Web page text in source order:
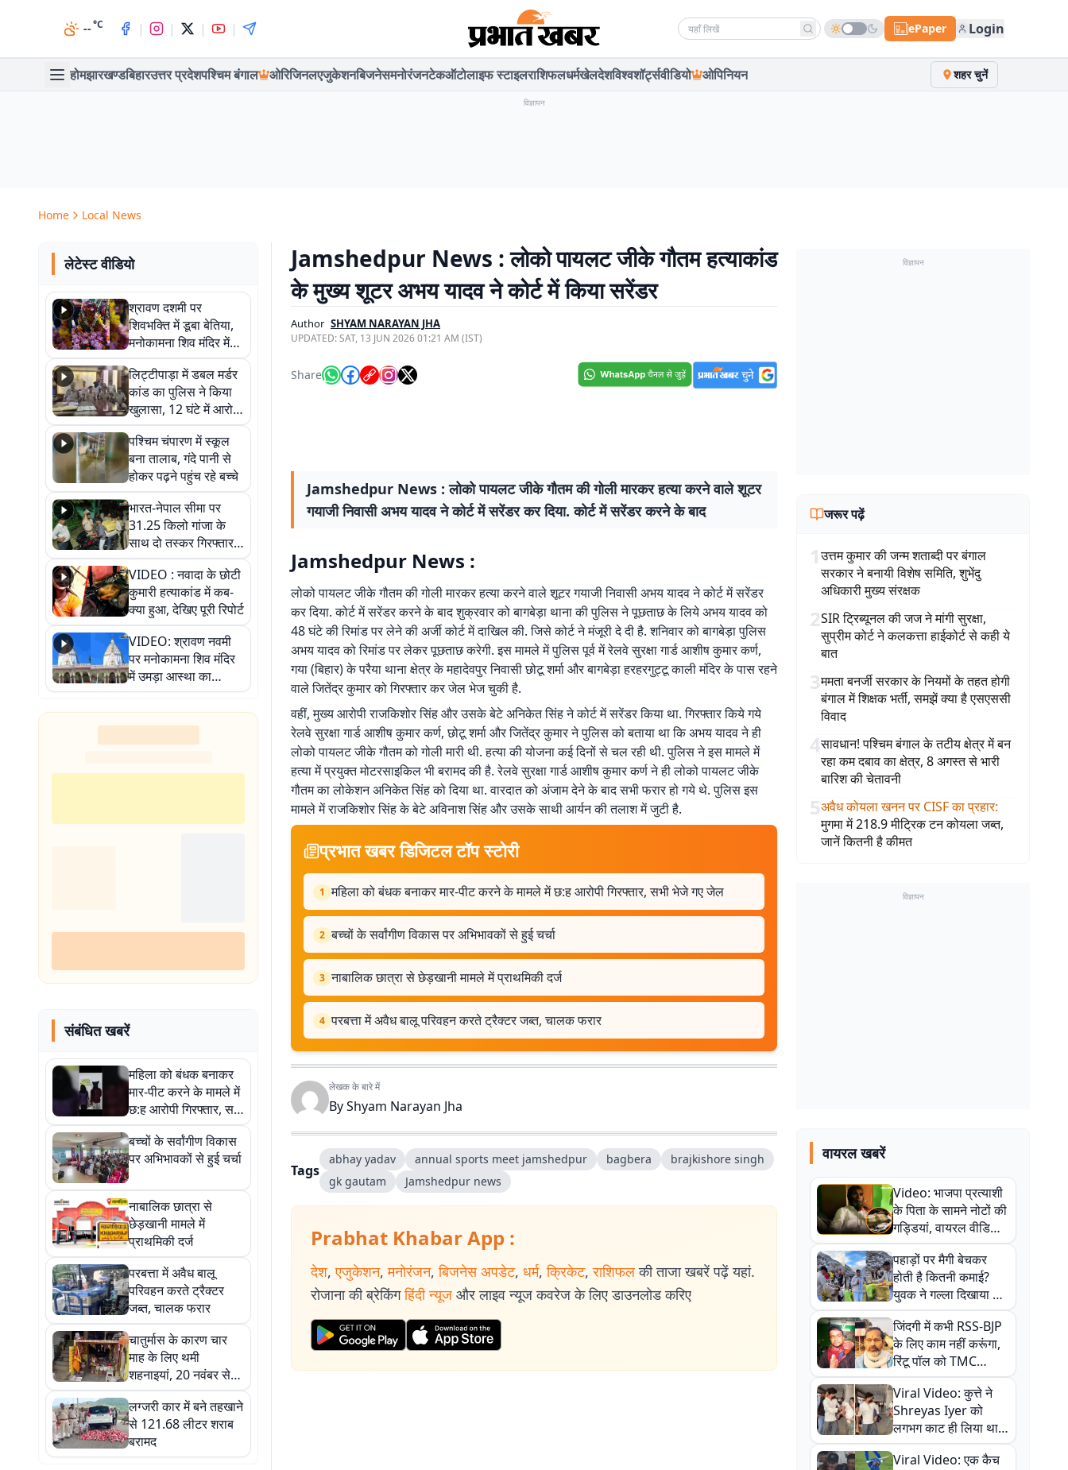
--°C | | | | Search news ePaper Login
होमझारखण्डबिहारउत्तर प्रदेशपश्चिम बंगाल ओरिजिनलएजुकेशनबिजनेसमनोरंजनटेकऑटोलाइफ स्टाइलराशिफलधर्मखेलदेशविश्वशॉर्ट्सवीडियो ओपिनियन शहर चुनें
विज्ञापन
Home Local News
लेटेस्ट वीडियो
श्रावण दशमी पर
शिवभक्ति में डूबा बेतिया,
मनोकामना शिव मंदिर में
हुआ भव्य श्रृंगार
लिट्टीपाड़ा में डबल मर्डर
कांड का पुलिस ने किया
खुलासा, 12 घंटे में आरोपी
गिरफ्तार
पश्चिम चंपारण में स्कूल
बना तालाब, गंदे पानी से
होकर पढ़ने पहुंच रहे बच्चे
भारत-नेपाल सीमा पर
31.25 किलो गांजा के
साथ दो तस्कर गिरफ्तार,
नेपाली नंबर की बाइक
जब्त
VIDEO : नवादा के छोटी
कुमारी हत्याकांड में कब-
क्या हुआ, देखिए पूरी रिपोर्ट
VIDEO: श्रावण नवमी
पर मनोकामना शिव मंदिर
में उमड़ा आस्था का
सैलाब, हर-हर महादेव के
जयघोष से गूंजा परिसर
संबंधित खबरें
महिला को बंधक बनाकर
मार-पीट करने के मामले में
छ:ह आरोपी गिरफ्तार, सभी
भेजे गए जेल
बच्चों के सर्वांगीण विकास
पर अभिभावकों से हुई चर्चा
नाबालिक छात्रा से
छेड़खानी मामले में
प्राथमिकी दर्ज
परबत्ता में अवैध बालू
परिवहन करते ट्रैक्टर
जब्त, चालक फरार
चातुर्मास के कारण चार
माह के लिए थमी
शहनाइयां, 20 नवंबर से
फिर गूंजेंगे विवाह के मंगल
गीत
लग्जरी कार में बने तहखाने
से 121.68 लीटर शराब
बरामद
Jamshedpur News : लोको पायलट जीके गौतम हत्याकांड
के मुख्य शूटर अभय यादव ने कोर्ट में किया सरेंडर
Author SHYAM NARAYAN JHA
UPDATED:SAT, 13 JUN 2026 01:21 AM (IST)
Share
Jamshedpur News : लोको पायलट जीके गौतम की गोली मारकर हत्या करने वाले शूटर
गयाजी निवासी अभय यादव ने कोर्ट में सरेंडर कर दिया. कोर्ट में सरेंडर करने के बाद
Jamshedpur News :
लोको पायलट जीके गौतम की गोली मारकर हत्या करने वाले शूटर गयाजी निवासी अभय यादव ने कोर्ट में सरेंडर
कर दिया. कोर्ट में सरेंडर करने के बाद शुक्रवार को बागबेड़ा थाना की पुलिस ने पूछताछ के लिये अभय यादव को
48 घंटे की रिमांड पर लेने की अर्जी कोर्ट में दाखिल की. जिसे कोर्ट ने मंजूरी दे दी है. शनिवार को बागबेड़ा पुलिस
अभय यादव को रिमांड पर लेकर पूछताछ करेगी. इस मामले में पुलिस पूर्व में रेलवे सुरक्षा गार्ड आशीष कुमार कर्ण,
गया (बिहार) के परैया थाना क्षेत्र के महादेवपुर निवासी छोटू शर्मा और बागबेड़ा हरहरगुट्टू काली मंदिर के पास रहने
वाले जितेंद्र कुमार को गिरफ्तार कर जेल भेज चुकी है.
वहीं, मुख्य आरोपी राजकिशोर सिंह और उसके बेटे अनिकेत सिंह ने कोर्ट में सरेंडर किया था. गिरफ्तार किये गये
रेलवे सुरक्षा गार्ड आशीष कुमार कर्ण, छोटू शर्मा और जितेंद्र कुमार ने पुलिस को बताया था कि अभय यादव ने ही
लोको पायलट जीके गौतम को गोली मारी थी. हत्या की योजना कई दिनों से चल रही थी. पुलिस ने इस मामले में
हत्या में प्रयुक्त मोटरसाइकिल भी बरामद की है. रेलवे सुरक्षा गार्ड आशीष कुमार कर्ण ने ही लोको पायलट जीके
गौतम का लोकेशन अनिकेत सिंह को दिया था. वारदात को अंजाम देने के बाद सभी फरार हो गये थे. पुलिस इस
मामले में राजकिशोर सिंह के बेटे अविनाश सिंह और उसके साथी आर्यन की तलाश में जुटी है.
प्रभात खबर डिजिटल टॉप स्टोरी
1 महिला को बंधक बनाकर मार-पीट करने के मामले में छ:ह आरोपी गिरफ्तार, सभी भेजे गए जेल
2 बच्चों के सर्वांगीण विकास पर अभिभावकों से हुई चर्चा
3 नाबालिक छात्रा से छेड़खानी मामले में प्राथमिकी दर्ज
4 परबत्ता में अवैध बालू परिवहन करते ट्रैक्टर जब्त, चालक फरार
लेखक के बारे में
ByShyam Narayan Jha
Tags
abhay yadav annual sports meet jamshedpur bagbera
brajkishore singh
gk gautam
Jamshedpur news
Prabhat Khabar App :
देश, एजुकेशन, मनोरंजन, बिजनेस अपडेट, धर्म, क्रिकेट, राशिफल की ताजा खबरें पढ़ें यहां.
रोजाना की ब्रेकिंग हिंदी न्यूज और लाइव न्यूज कवरेज के लिए डाउनलोड करिए
विज्ञापन
जरूर पढ़ें
1उत्तम कुमार की जन्म शताब्दी पर बंगाल
सरकार ने बनायी विशेष समिति, शुभेंदु
अधिकारी मुख्य संरक्षक
2SIR ट्रिब्यूनल की जज ने मांगी सुरक्षा,
सुप्रीम कोर्ट ने कलकत्ता हाईकोर्ट से कही ये
बात
3ममता बनर्जी सरकार के नियमों के तहत होगी
बंगाल में शिक्षक भर्ती, समझें क्या है एसएससी
विवाद
4सावधान! पश्चिम बंगाल के तटीय क्षेत्र में बन
रहा कम दबाव का क्षेत्र, 8 अगस्त से भारी
बारिश की चेतावनी
5अवैध कोयला खनन पर CISF का प्रहार:
मुगमा में 218.9 मीट्रिक टन कोयला जब्त,
जानें कितनी है कीमत
विज्ञापन
वायरल खबरें
Video: भाजपा प्रत्याशी
के पिता के सामने नोटों की
गड्डियां, वायरल वीडियो
से राजनीति में उबाल,
अजित महतो बोले- TMC
की गंदी चाल
पहाड़ों पर मैगी बेचकर
होती है कितनी कमाई?
युवक ने गल्ला दिखाया तो
नौकरी वालों के खड़े हो गए
कान
जिंदगी में कभी RSS-BJP
के लिए काम नहीं करूंगा,
रिंटू पॉल को TMC
ऑफिस में ले जाकर पीटा,
Video वायरल
Viral Video: कुत्ते ने
Shreyas Iyer को
लगभग काट ही लिया था,
न्यूजीलैंड सीरीज से पहले
बाल-बाल बचे
Viral Video: एक कैच